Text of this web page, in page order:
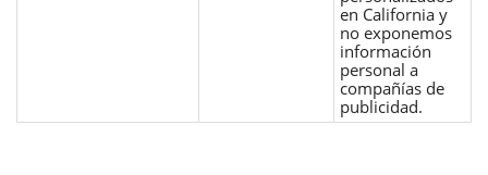
en California y
no exponemos
información
personal a
compañías de
publicidad.